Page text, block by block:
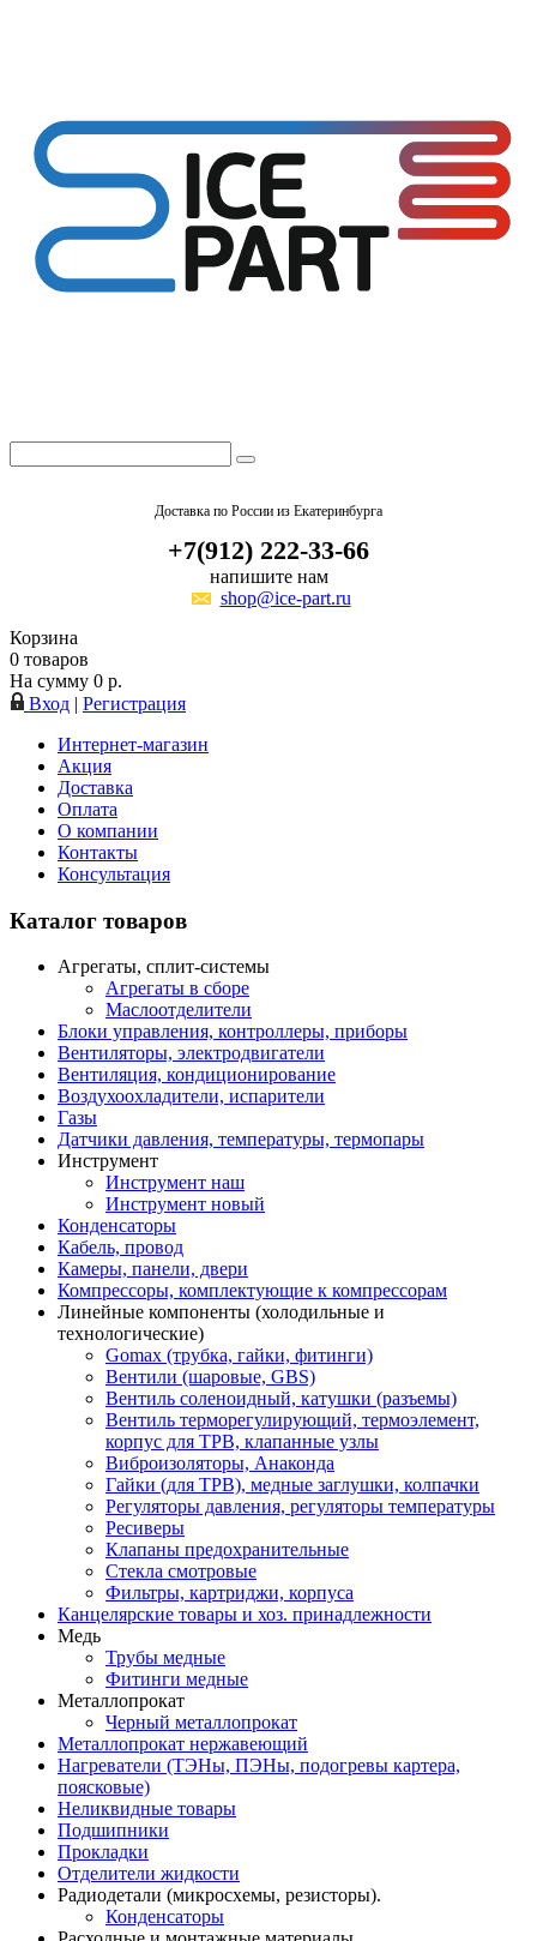
Доставка по России из Екатеринбурга
+7(912) 222-33-66
напишите нам
shop@ice-part.ru
Корзина
0 товаров
На сумму 0 р.
Вход | Регистрация
Интернет-магазин
Акция
Доставка
Оплата
О компании
Контакты
Консультация
Каталог товаров
Агрегаты, сплит-системы
Агрегаты в сборе
Маслоотделители
Блоки управления, контроллеры, приборы
Вентиляторы, электродвигатели
Вентиляция, кондиционирование
Воздухоохладители, испарители
Газы
Датчики давления, температуры, термопары
Инструмент
Инструмент наш
Инструмент новый
Конденсаторы
Кабель, провод
Камеры, панели, двери
Компрессоры, комплектующие к компрессорам
Линейные компоненты (холодильные и
технологические)
Gomax (трубка, гайки, фитинги)
Вентили (шаровые, GBS)
Вентиль соленоидный, катушки (разъемы)
Вентиль терморегулирующий, термоэлемент,
корпус для ТРВ, клапанные узлы
Виброизоляторы, Анаконда
Гайки (для ТРВ), медные заглушки, колпачки
Регуляторы давления, регуляторы температуры
Ресиверы
Клапаны предохранительные
Стекла смотровые
Фильтры, картриджи, корпуса
Канцелярские товары и хоз. принадлежности
Медь
Трубы медные
Фитинги медные
Металлопрокат
Черный металлопрокат
Металлопрокат нержавеющий
Нагреватели (ТЭНы, ПЭНы, подогревы картера,
поясковые)
Неликвидные товары
Подшипники
Прокладки
Отделители жидкости
Радиодетали (микросхемы, резисторы).
Конденсаторы